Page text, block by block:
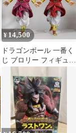
¥14,500
ドラゴンボール 一番く
じ ブロリー フィギュア